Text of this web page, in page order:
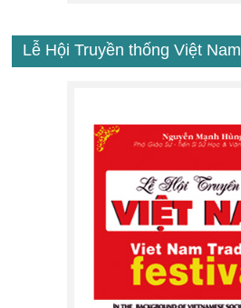
Lễ Hội Truyền thống Việt Nam